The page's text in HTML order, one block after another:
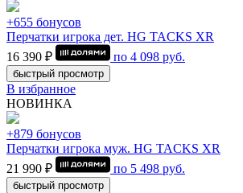
+655 бонусов
Перчатки игрока дет. HG TACKS XR
16 390 ₽
по 4 098 руб.
быстрый просмотр
В избранное
НОВИНКА
+879 бонусов
Перчатки игрока муж. HG TACKS XR
21 990 ₽
по 5 498 руб.
быстрый просмотр